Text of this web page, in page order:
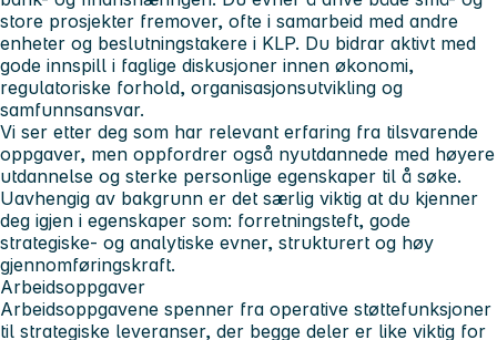
store prosjekter fremover, ofte i samarbeid med andre
enheter og beslutningstakere i KLP. Du bidrar aktivt med
gode innspill i faglige diskusjoner innen økonomi,
regulatoriske forhold, organisasjonsutvikling og
samfunnsansvar.
Vi ser etter deg som har relevant erfaring fra tilsvarende
oppgaver, men oppfordrer også nyutdannede med høyere
utdannelse og sterke personlige egenskaper til å søke.
Uavhengig av bakgrunn er det særlig viktig at du kjenner
deg igjen i egenskaper som: forretningsteft, gode
strategiske- og analytiske evner, strukturert og høy
gjennomføringskraft.
Arbeidsoppgaver
Arbeidsoppgavene spenner fra operative støttefunksjoner
til strategiske leveranser, der begge deler er like viktig for